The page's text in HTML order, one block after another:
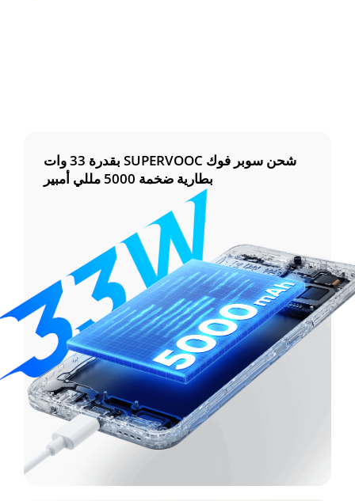
شحن سوبر فوك SUPERVOOC بقدرة 33 وات
بطارية ضخمة 5000 مللي أمبير